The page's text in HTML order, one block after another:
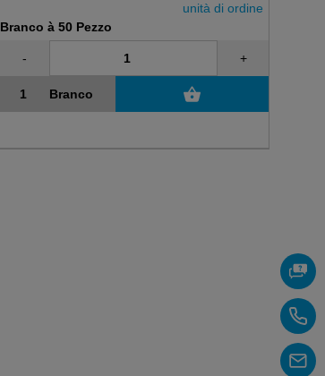
unità di ordine
Branco à 50 Pezzo
- +
Branco